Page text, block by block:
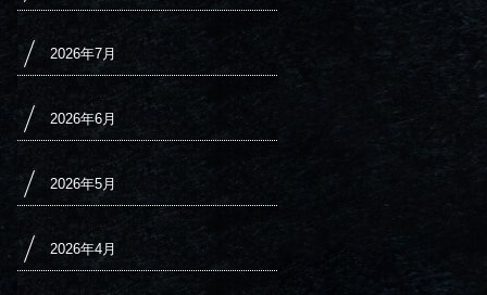
2026年7月
2026年6月
2026年5月
2026年4月